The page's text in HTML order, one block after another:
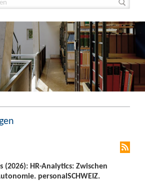
(2026): HR-Analytics: Zwischen
personalSCHWEIZ.